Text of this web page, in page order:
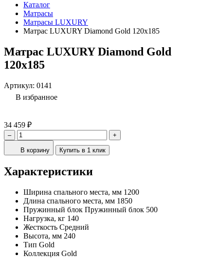
Каталог
Матрасы
Матрасы LUXURY
Матрас LUXURY Diamond Gold 120x185
Матрас LUXURY Diamond Gold
120x185
Артикул: 0141
В избранное
34 459 ₽
– +
В корзину Купить в 1 клик
Характеристики
Ширина спального места, мм 1200
Длина спального места, мм 1850
Пружинный блок Пружинный блок 500
Нагрузка, кг 140
Жесткость Средний
Высота, мм 240
Тип Gold
Коллекция Gold